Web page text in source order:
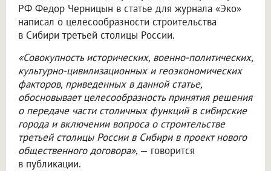
РФ Федор Черницын в статье для журнала «Эко»
написал о целесообразности строительства
в Сибири третьей столицы России.
«Совокупность исторических, военно-политических,
культурно-цивилизационных и геоэкономических
факторов, приведенных в данной статье,
обосновывает целесообразность принятия решения
о передаче части столичных функций в сибирские
города и включении вопроса о строительстве
третьей столицы России в Сибири в проект нового
общественного договора», — говорится
в публикации.